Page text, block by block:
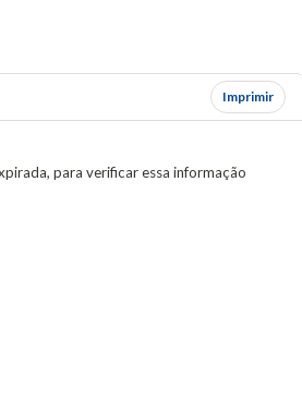
Imprimir
para verificar essa informação